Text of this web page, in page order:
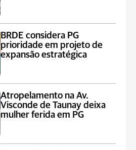
BRDE considera PG
prioridade em projeto de
expansão estratégica
Atropelamento na Av.
Visconde de Taunay deixa
mulher ferida em PG